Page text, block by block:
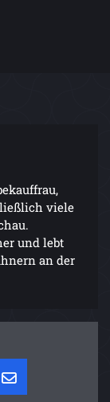
viele
und lebt
an der